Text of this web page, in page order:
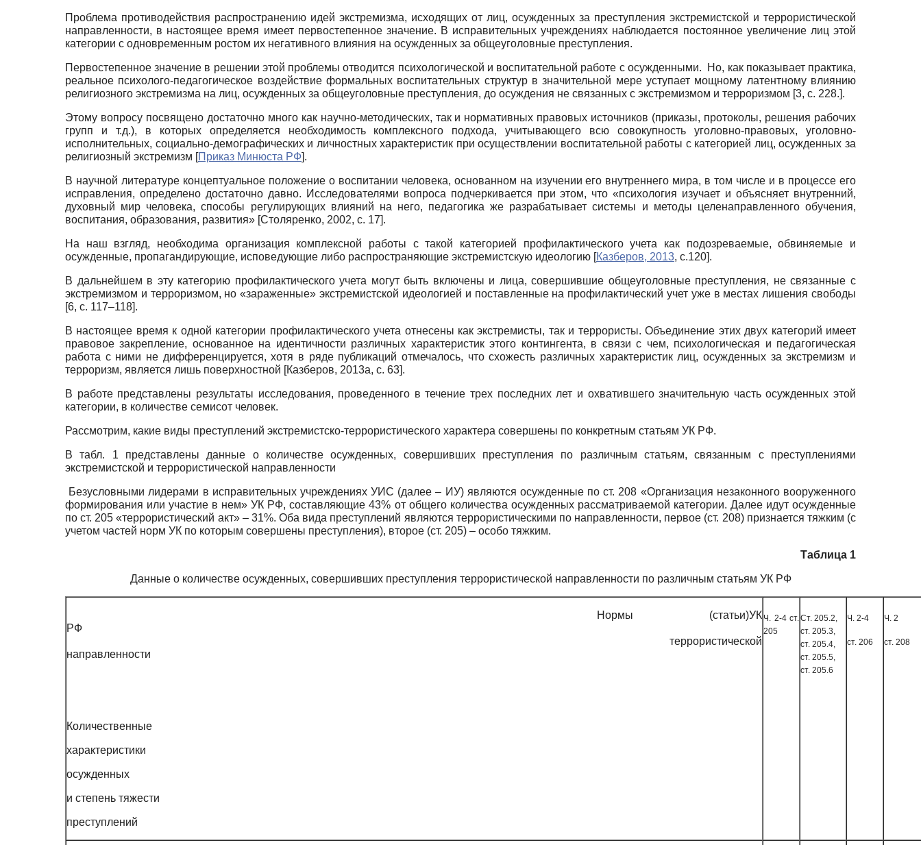
Проблема противодействия распространению идей экстремизма, исходящих от лиц, осужденных за преступления экстремистской и террористической
направленности, в настоящее время имеет первостепенное значение. В исправительных учреждениях наблюдается постоянное увеличение лиц этой
категории с одновременным ростом их негативного влияния на осужденных за общеуголовные преступления.
Первостепенное значение в решении этой проблемы отводится психологической и воспитательной работе с осужденными. Но, как показывает практика,
реальное психолого-педагогическое воздействие формальных воспитательных структур в значительной мере уступает мощному латентному влиянию
религиозного экстремизма на лиц, осужденных за общеуголовные преступления, до осуждения не связанных с экстремизмом и терроризмом [3, с. 228.].
Этому вопросу посвящено достаточно много как научно-методических, так и нормативных правовых источников (приказы, протоколы, решения рабочих
групп и т.д.), в которых определяется необходимость комплексного подхода, учитывающего всю совокупность уголовно-правовых, уголовно-
исполнительных, социально-демографических и личностных характеристик при осуществлении воспитательной работы с категорией лиц, осужденных за
религиозный экстремизм [Приказ Минюста РФ].
В научной литературе концептуальное положение о воспитании человека, основанном на изучении его внутреннего мира, в том числе и в процессе его
исправления, определено достаточно давно. Исследователями вопроса подчеркивается при этом, что «психология изучает и объясняет внутренний,
духовный мир человека, способы регулирующих влияний на него, педагогика же разрабатывает системы и методы целенаправленного обучения,
воспитания, образования, развития» [Cтоляренко, 2002, с. 17].
На наш взгляд, необходима организация комплексной работы с такой категорией профилактического учета как подозреваемые, обвиняемые и
осужденные, пропагандирующие, исповедующие либо распространяющие экстремистскую идеологию [Казберов, 2013, с.120].
В дальнейшем в эту категорию профилактического учета могут быть включены и лица, совершившие общеуголовные преступления, не связанные с
экстремизмом и терроризмом, но «зараженные» экстремистской идеологией и поставленные на профилактический учет уже в местах лишения свободы
[6, с. 117–118].
В настоящее время к одной категории профилактического учета отнесены как экстремисты, так и террористы. Объединение этих двух категорий имеет
правовое закрепление, основанное на идентичности различных характеристик этого контингента, в связи с чем, психологическая и педагогическая
работа с ними не дифференцируется, хотя в ряде публикаций отмечалось, что схожесть различных характеристик лиц, осужденных за экстремизм и
терроризм, является лишь поверхностной [Казберов, 2013а, с. 63].
В работе представлены результаты исследования, проведенного в течение трех последних лет и охватившего значительную часть осужденных этой
категории, в количестве семисот человек.
Рассмотрим, какие виды преступлений экстремистско-террористического характера совершены по конкретным статьям УК РФ.
В табл. 1 представлены данные о количестве осужденных, совершивших преступления по различным статьям, связанным с преступлениями
экстремистской и террористической направленности
Безусловными лидерами в исправительных учреждениях УИС (далее – ИУ) являются осужденные по ст. 208 «Организация незаконного вооруженного
формирования или участие в нем» УК РФ, составляющие 43% от общего количества осужденных рассматриваемой категории. Далее идут осужденные
по ст. 205 «террористический акт» – 31%. Оба вида преступлений являются террористическими по направленности, первое (ст. 208) признается тяжким (с
учетом частей норм УК по которым совершены преступления), второе (ст. 205) – особо тяжким.
Таблица 1
Данные о количестве осужденных, совершивших преступления террористической направленности по различным статьям УК РФ
Нормы (статьи)УК
РФ
террористической
направленности
Количественные
характеристики
осужденных
и степень тяжести
преступлений
Ч. 2-4 ст.
205
Ст. 205.2,
ст. 205.3,
ст. 205.4,
ст. 205.5,
ст. 205.6
Ч. 2-4
ст. 206
Ч. 2
ст. 208